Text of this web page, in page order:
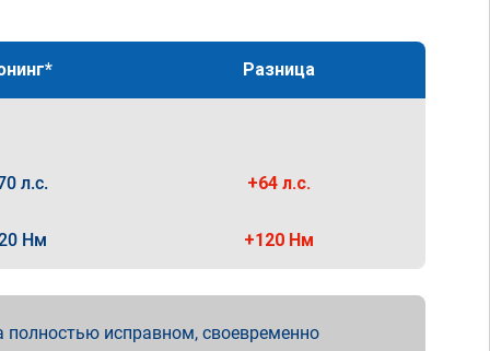
Разница
л.с. +64 л.с.
Нм +120 Нм
полностью исправном, своевременно